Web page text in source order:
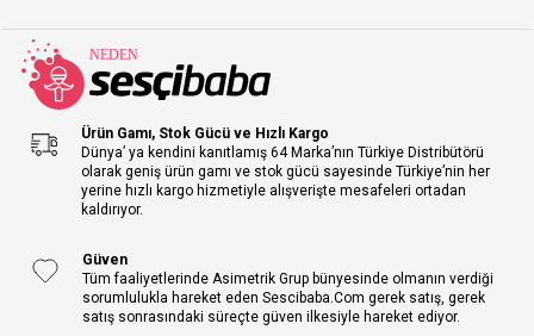
Ürün Gamı, Stok Gücü ve Hızlı Kargo
Dünya’ ya kendini kanıtlamış 64 Marka’nın Türkiye Distribütörü
olarak geniş ürün gamı ve stok gücü sayesinde Türkiye’nin her
yerine hızlı kargo hizmetiyle alışverişte mesafeleri ortadan
kaldırıyor.
Güven
Tüm faaliyetlerinde Asimetrik Grup bünyesinde olmanın verdiği
sorumlulukla hareket eden Sescibaba.Com gerek satış, gerek
satış sonrasındaki süreçte güven ilkesiyle hareket ediyor.